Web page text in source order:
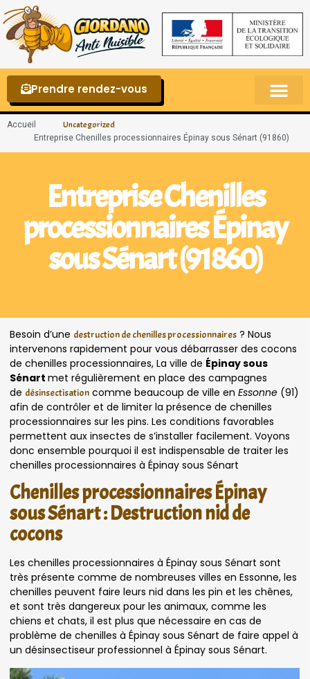
Prendre rendez-vous
Accueil Uncategorized
Entreprise Chenilles processionnaires Épinay sous Sénart (91860)
Entreprise Chenilles
processionnaires Épinay
sous Sénart (91860)
Besoin d’une destruction de chenilles processionnaires ? Nous
intervenons rapidement pour vous débarrasser des cocons
de chenilles processionnaires, La ville de Épinay sous
Sénart met régulièrement en place des campagnes
de désinsectisation comme beaucoup de ville en Essonne (91)
afin de contrôler et de limiter la présence de chenilles
processionnaires sur les pins. Les conditions favorables
permettent aux insectes de s’installer facilement. Voyons
donc ensemble pourquoi il est indispensable de traiter les
chenilles processionnaires à Épinay sous Sénart
Chenilles processionnaires Épinay
sous Sénart : Destruction nid de
cocons
Les chenilles processionnaires à Épinay sous Sénart sont
très présente comme de nombreuses villes en Essonne, les
chenilles peuvent faire leurs nid dans les pin et les chênes,
et sont très dangereux pour les animaux, comme les
chiens et chats, il est plus que nécessaire en cas de
problème de chenilles à Épinay sous Sénart de faire appel à
un désinsectiseur professionnel à Épinay sous Sénart.